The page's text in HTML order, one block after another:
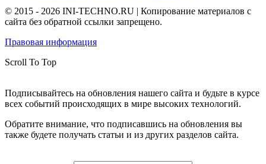
© 2015 - 2026 INI-TECHNO.RU | Копирование материалов с
сайта без обратной ссылки запрещено.
Правовая информация
Scroll To Top
Подписывайтесь на обновления нашего сайта и будьте в курсе
всех событий происходящих в мире высоких технологий.
Обратите внимание, что подписавшись на обновления вы
также будете получать статьи и из других разделов сайта.